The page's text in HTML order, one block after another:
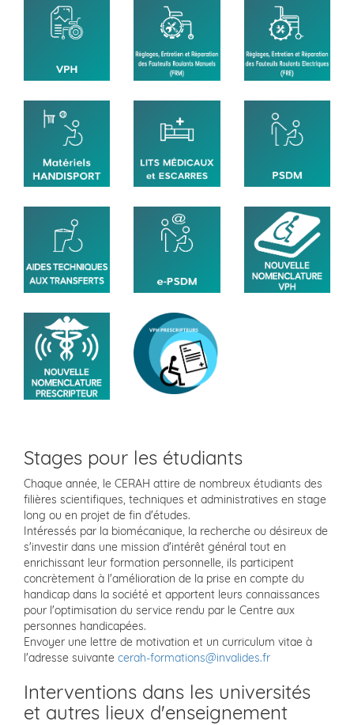
Stages pour les étudiants
Chaque année, le CERAH attire de nombreux étudiants des
filières scientifiques, techniques et administratives en stage
long ou en projet de fin d'études.
Intéressés par la biomécanique, la recherche ou désireux de
s'investir dans une mission d'intérêt général tout en
enrichissant leur formation personnelle, ils participent
concrètement à l'amélioration de la prise en compte du
handicap dans la société et apportent leurs connaissances
pour l'optimisation du service rendu par le Centre aux
personnes handicapées.
Envoyer une lettre de motivation et un curriculum vitae à
l'adresse suivante cerah-formations@invalides.fr
Interventions dans les universités
et autres lieux d'enseignement